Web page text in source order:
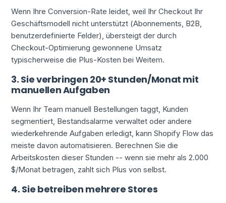
Wenn Ihre Conversion-Rate leidet, weil Ihr Checkout Ihr
Geschäftsmodell nicht unterstützt (Abonnements, B2B,
benutzerdefinierte Felder), übersteigt der durch
Checkout-Optimierung gewonnene Umsatz
typischerweise die Plus-Kosten bei Weitem.
3. Sie verbringen 20+ Stunden/Monat mit
manuellen Aufgaben
Wenn Ihr Team manuell Bestellungen taggt, Kunden
segmentiert, Bestandsalarme verwaltet oder andere
wiederkehrende Aufgaben erledigt, kann Shopify Flow das
meiste davon automatisieren. Berechnen Sie die
Arbeitskosten dieser Stunden -- wenn sie mehr als 2.000
$/Monat betragen, zahlt sich Plus von selbst.
4. Sie betreiben mehrere Stores